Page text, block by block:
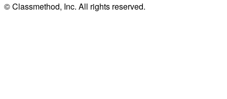
© Classmethod, Inc. All rights reserved.